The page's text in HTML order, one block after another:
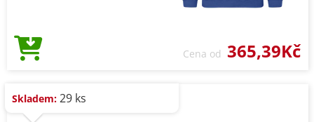
Cena od 365,39Kč
Skladem: 29 ks